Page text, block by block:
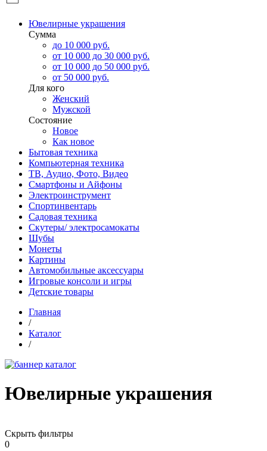
Ювелирные украшения
Сумма
до 10 000 руб.
от 10 000 до 30 000 руб.
от 10 000 до 50 000 руб.
от 50 000 руб.
Для кого
Женский
Мужской
Состояние
Новое
Как новое
Бытовая техника
Компьютерная техника
ТВ, Аудио, Фото, Видео
Смартфоны и Айфоны
Электроинструмент
Спортинвентарь
Садовая техника
Скутеры/ электросамокаты
Шубы
Монеты
Картины
Автомобильные аксессуары
Игровые консоли и игры
Детские товары
Главная
/
Каталог
/
Ювелирные украшения
Скрыть фильтры
0